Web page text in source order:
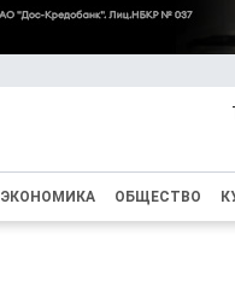
ЭКОНОМИКА ОБЩЕСТВО